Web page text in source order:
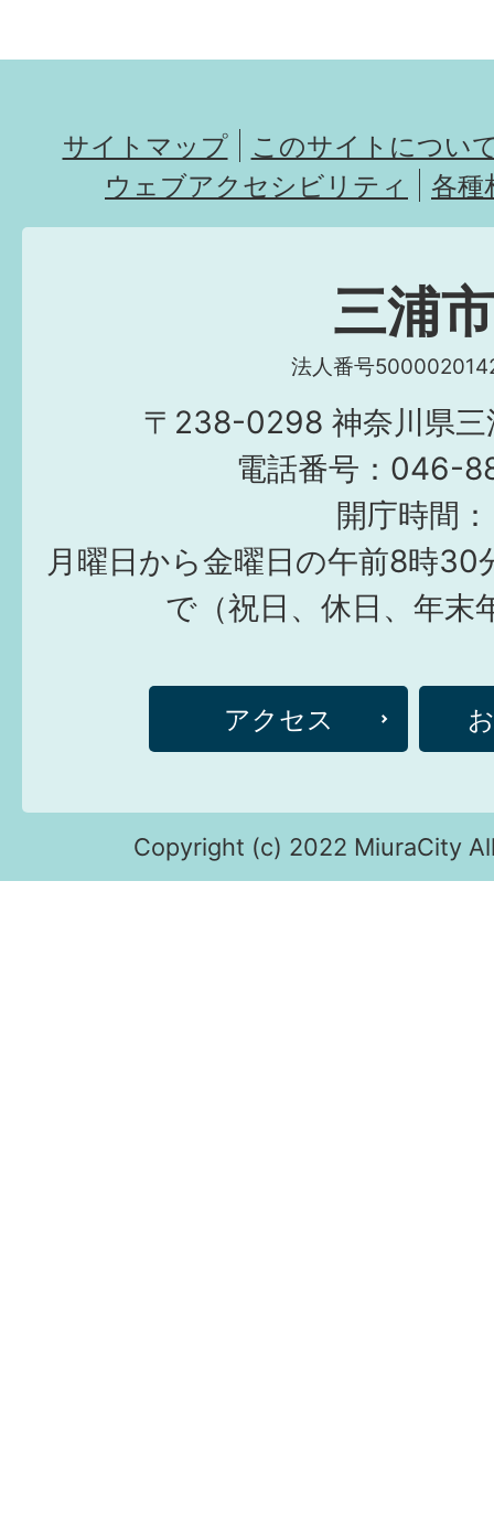
サイトマップ
このサイトについ
ウェブアクセシビリティ
各種
三浦市
法人番号
〒238-0298 神奈川県三
電話番号：046-
開庁時間：
月曜日から金曜日の午前8時30
で（祝日、休日、年末
アクセス
Copyright (c) 2022 MiuraCity